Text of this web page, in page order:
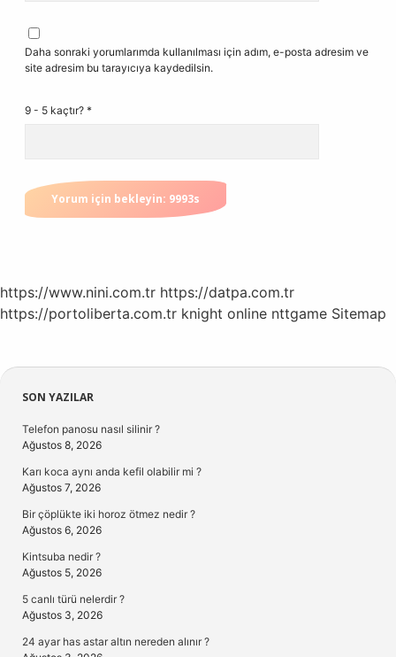
Daha sonraki yorumlarımda kullanılması için adım, e-posta adresim ve
site adresim bu tarayıcıya kaydedilsin.
9 - 5 kaçtır? *
https://www.nini.com.tr https://datpa.com.tr
https://portoliberta.com.tr knight online nttgame Sitemap
Sidebar
SON YAZILAR
Telefon panosu nasıl silinir ?
Ağustos 8, 2026
Karı koca aynı anda kefil olabilir mi ?
Ağustos 7, 2026
Bir çöplükte iki horoz ötmez nedir ?
Ağustos 6, 2026
Kintsuba nedir ?
Ağustos 5, 2026
5 canlı türü nelerdir ?
Ağustos 3, 2026
24 ayar has astar altın nereden alınır ?